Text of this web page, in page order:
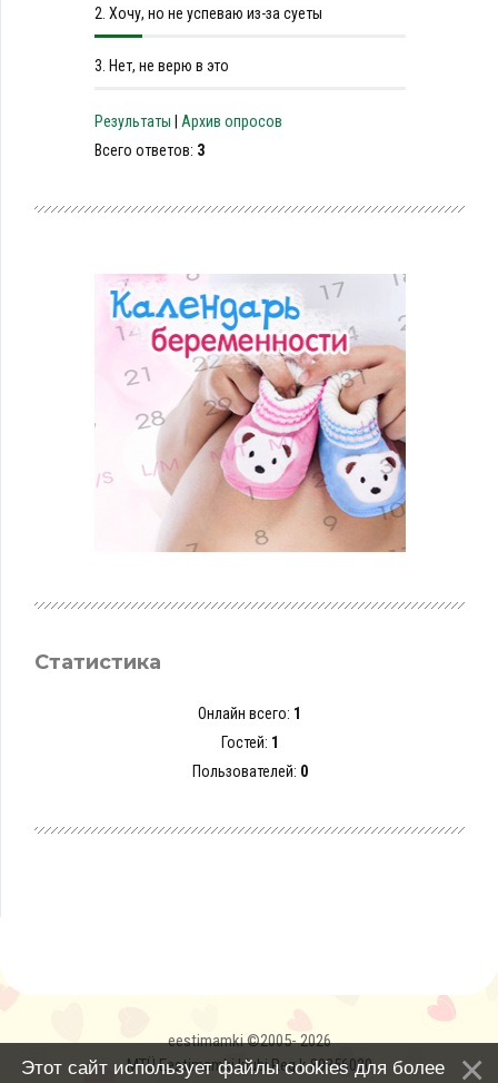
2. Хочу, но не успеваю из-за суеты
3. Нет, не верю в это
Результаты
Архив опросов
Всего ответов: 3
Статистика
Онлайн всего: 1
Гостей: 1
Пользователей: 0
eestimamki ©2005- 2026
MTÜ Eestimamki klubi Reg.k 80356030
Этот сайт использует файлы cookies для более